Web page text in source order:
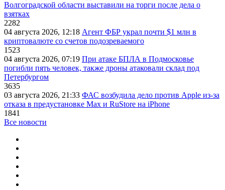
Волгоградской области выставили на торги после дела о
взятках
2282
04 августа 2026, 12:18 Агент ФБР украл почти $1 млн в
криптовалюте со счетов подозреваемого
1523
04 августа 2026, 07:19 При атаке БПЛА в Подмосковье
погибли пять человек, также дроны атаковали склад под
Петербургом
3635
03 августа 2026, 21:33 ФАС возбудила дело против Apple из-за
отказа в предустановке Max и RuStore на iPhone
1841
Все новости